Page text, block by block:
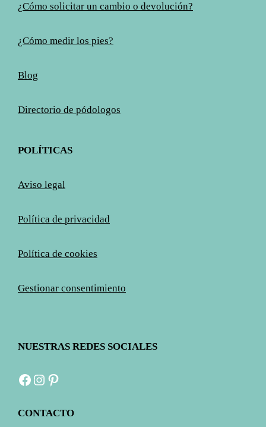
¿Cómo solicitar un cambio o devolución?
¿Cómo medir los pies?
Blog
Directorio de pódologos
POLÍTICAS
Aviso legal
Política de privacidad
Política de cookies
Gestionar consentimiento
NUESTRAS REDES SOCIALES
Facebook
Instagram
Pinterest
CONTACTO